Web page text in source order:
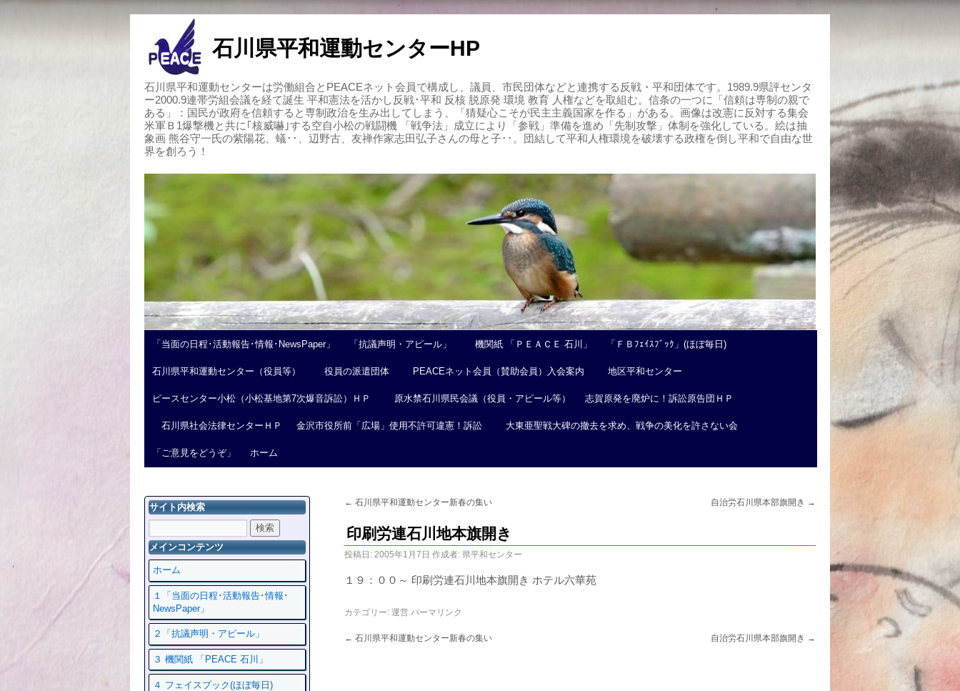
石川県平和運動センターHP
石川県平和運動センターは労働組合とPEACEネット会員で構成し、議員、市民団体などと連携する反戦・平和団体です。1989.9県評センタ
ー2000.9連帯労組会議を経て誕生 平和憲法を活かし反戦･平和 反核 脱原発 環境 教育 人権などを取組む。信条の一つに「信頼は専制の親で
ある」：国民が政府を信頼すると専制政治を生み出してしまう、「猜疑心こそが民主主義国家を作る」がある。画像は改憲に反対する集会
米軍Ｂ1爆撃機と共に｢核威嚇｣する空自小松の戦闘機 「戦争法」成立により「参戦」準備を進め「先制攻撃」体制を強化している。絵は抽
象画 熊谷守一氏の紫陽花、蟻･･、辺野古、友禅作家志田弘子さんの母と子･･。団結して平和人権環境を破壊する政権を倒し平和で自由な世
界を創ろう！
「当面の日程･活動報告･情報･NewsPaper」 「抗議声明・アピール」 機関紙 「ＰＥＡＣＥ 石川」 「ＦＢﾌｪｲｽﾌﾞｯｸ」(ほぼ毎日)
石川県平和運動センター（役員等） 役員の派遣団体 PEACEネット会員（賛助会員）入会案内 地区平和センター
ピースセンター小松（小松基地第7次爆音訴訟）ＨＰ 原水禁石川県民会議（役員・アピール等） 志賀原発を廃炉に！訴訟原告団ＨＰ
石川県社会法律センターＨＰ 金沢市役所前「広場」使用不許可違憲！訴訟 大東亜聖戦大碑の撤去を求め、戦争の美化を許さない会
「ご意見をどうぞ」 ホーム
← 石川県平和運動センター新春の集い 自治労石川県本部旗開き →
印刷労連石川地本旗開き
投稿日: 2005年1月7日 作成者: 県平和センター
１９：００～ 印刷労連石川地本旗開き ホテル六華苑
カテゴリー: 運営 パーマリンク
← 石川県平和運動センター新春の集い 自治労石川県本部旗開き →
サイト内検索
メインコンテンツ
ホーム
１「当面の日程･活動報告･情報･
NewsPaper」
２「抗議声明・アピール」
３ 機関紙 「PEACE 石川」
４ フェイスプック(ほぼ毎日)